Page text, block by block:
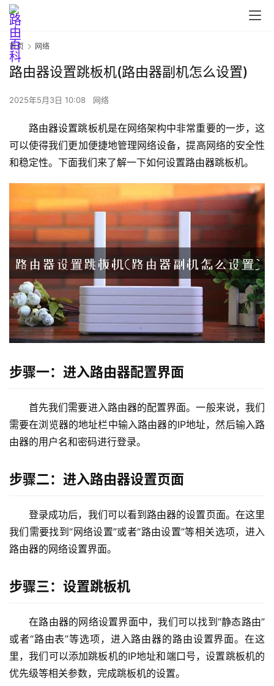
首
页
由
器
设
置
1
.
1
8
.
1
1
9
1
6
8
.
首页 网络
路由器设置跳板机(路由器副机怎么设置)
2025年5月3日 10:08 网络
路由器设置跳板机是在网络架构中非常重要的一步，这
可以使得我们更加便捷地管理网络设备，提高网络的安全性
和稳定性。下面我们来了解一下如何设置路由器跳板机。
步骤一：进入路由器配置界面
首先我们需要进入路由器的配置界面。一般来说，我们
需要在浏览器的地址栏中输入路由器的IP地址，然后输入路
由器的用户名和密码进行登录。
步骤二：进入路由器设置页面
登录成功后，我们可以看到路由器的设置页面。在这里
我们需要找到“网络设置”或者“路由设置”等相关选项，进入
路由器的网络设置界面。
步骤三：设置跳板机
在路由器的网络设置界面中，我们可以找到“静态路由”
或者“路由表”等选项，进入路由器的路由设置界面。在这
里，我们可以添加跳板机的IP地址和端口号，设置跳板机的
优先级等相关参数，完成跳板机的设置。